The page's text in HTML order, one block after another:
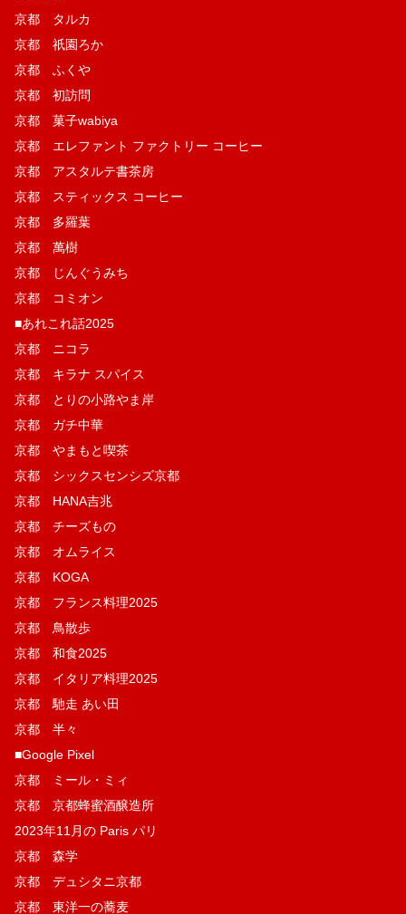
京都 タルカ
京都 祇園ろか
京都 ふくや
京都 初訪問
京都 菓子wabiya
京都 エレファント ファクトリー コーヒー
京都 アスタルテ書茶房
京都 スティックス コーヒー
京都 多羅葉
京都 萬樹
京都 じんぐうみち
京都 コミオン
■あれこれ話2025
京都 ニコラ
京都 キラナ スパイス
京都 とりの小路やま岸
京都 ガチ中華
京都 やまもと喫茶
京都 シックスセンシズ京都
京都 HANA吉兆
京都 チーズもの
京都 オムライス
京都 KOGA
京都 フランス料理2025
京都 鳥散歩
京都 和食2025
京都 イタリア料理2025
京都 馳走 あい田
京都 半々
■Google Pixel
京都 ミール・ミィ
京都 京都蜂蜜酒醸造所
2023年11月の Paris パリ
京都 森学
京都 デュシタニ京都
京都 東洋一の蕎麦